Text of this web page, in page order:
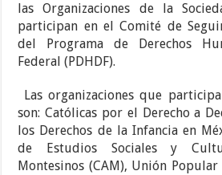
las Organizaciones de la
participan en el Comité de
del Programa de Derechos
Federal (PDHDF).
Las organizaciones que
son: Católicas por el Derecho a
los Derechos de la Infancia en
de Estudios Sociales y
Montesinos (CAM), Unión Popular